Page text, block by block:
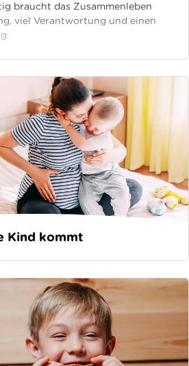
braucht das Zusammenleben
viel Verantwortung und einen
Kind kommt